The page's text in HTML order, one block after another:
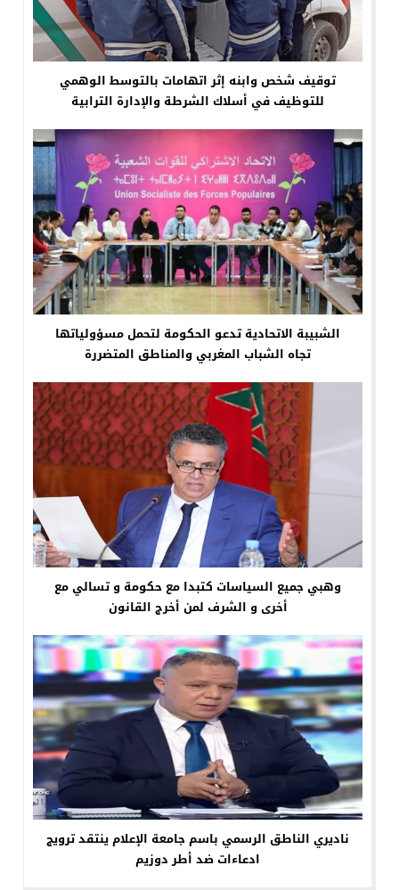
توقيف شخص وابنه إثر اتهامات بالتوسط الوهمي
للتوظيف في أسلاك الشرطة والإدارة الترابية
الشبيبة الاتحادية تدعو الحكومة لتحمل مسؤولياتها
تجاه الشباب المغربي والمناطق المتضررة
وهبي جميع السياسات كتبدا مع حكومة و تسالي مع
أخرى و الشرف لمن أخرج القانون
ناديري الناطق الرسمي باسم جامعة الإعلام ينتقد ترويج
ادعاءات ضد أطر دوزيم